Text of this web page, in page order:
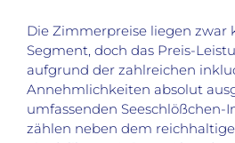
Die Zimmerpreise liegen zwar
Segment, doch das Preis-
aufgrund der zahlreichen
Annehmlichkeiten absolut
umfassenden Seeschlößchen-
zählen neben dem